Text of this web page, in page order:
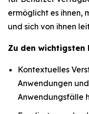
ermöglicht es ihnen,
und sich von ihnen
Zu den wichtigsten
Kontextuelles
Anwendungen
Anwendungsfälle